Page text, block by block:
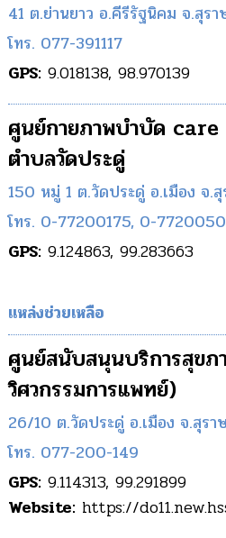
41 ต.ย่านยาว อ.คีรีรัฐนิคม จ.สุร
โทร. 077-391117
GPS: 9.018138, 98.970139
ศูนย์กายภาพบำบัด
ตําบลวัดประดู่
150 หมู่ 1 ต.วัดประดู่ อ.เมือง จ.
โทร. 0-77200175, 0-
GPS: 9.124863, 99.283663
แหล่งช่วยเหลือ
ศูนย์สนับสนุนบริการสุขภ
วิศวกรรมการแพทย์)
26/10 ต.วัดประดู่ อ.เมือง จ.สุร
โทร. 077-200-149
GPS: 9.114313, 99.291899
Website: https://